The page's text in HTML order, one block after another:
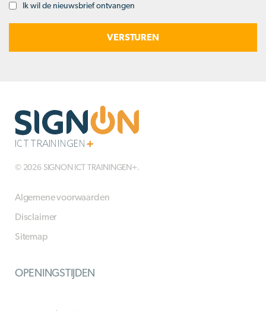
Opt-Ik wil de nieuwsbrief ontvangen
© 2026 SIGNON ICT TRAININGEN+.
Algemene voorwaarden
Disclaimer
Sitemap
OPENINGSTIJDEN